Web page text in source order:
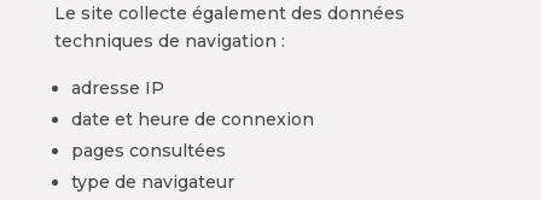
Le site collecte également des données
techniques de navigation :
adresse IP
date et heure de connexion
pages consultées
type de navigateur